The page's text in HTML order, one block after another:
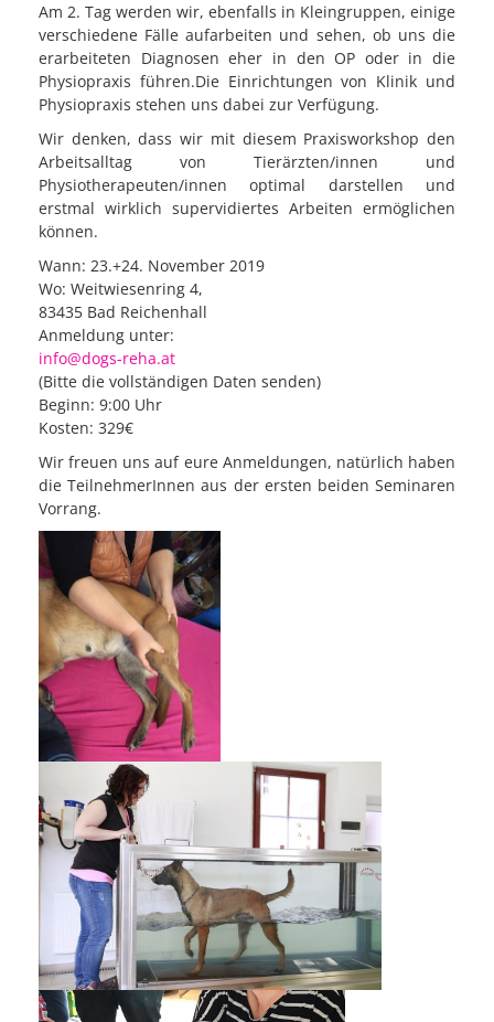
Am 2. Tag werden wir, ebenfalls in Kleingruppen, einige
verschiedene Fälle aufarbeiten und sehen, ob uns die
erarbeiteten Diagnosen eher in den OP oder in die
Physiopraxis führen.Die Einrichtungen von Klinik und
Physiopraxis stehen uns dabei zur Verfügung.
Wir denken, dass wir mit diesem Praxisworkshop den
Arbeitsalltag von Tierärzten/innen und
Physiotherapeuten/innen optimal darstellen und
erstmal wirklich supervidiertes Arbeiten ermöglichen
können.
Wann: 23.+24. November 2019
Wo: Weitwiesenring 4,
83435 Bad Reichenhall
Anmeldung unter:
info@dogs-reha.at
(Bitte die vollständigen Daten senden)
Beginn: 9:00 Uhr
Kosten: 329€
Wir freuen uns auf eure Anmeldungen, natürlich haben
die TeilnehmerInnen aus der ersten beiden Seminaren
Vorrang.